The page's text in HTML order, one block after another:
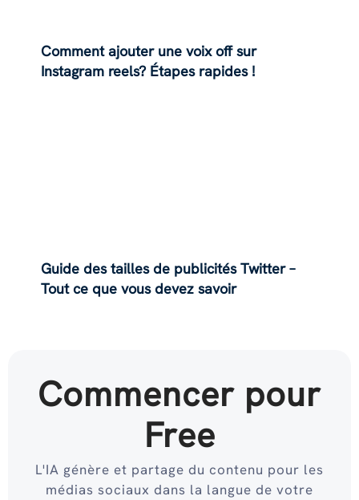
Comment ajouter une voix off sur
Instagram reels? Étapes rapides !
Guide des tailles de publicités Twitter –
Tout ce que vous devez savoir
Commencer pour
Free
L'IA génère et partage du contenu pour les
médias sociaux dans la langue de votre